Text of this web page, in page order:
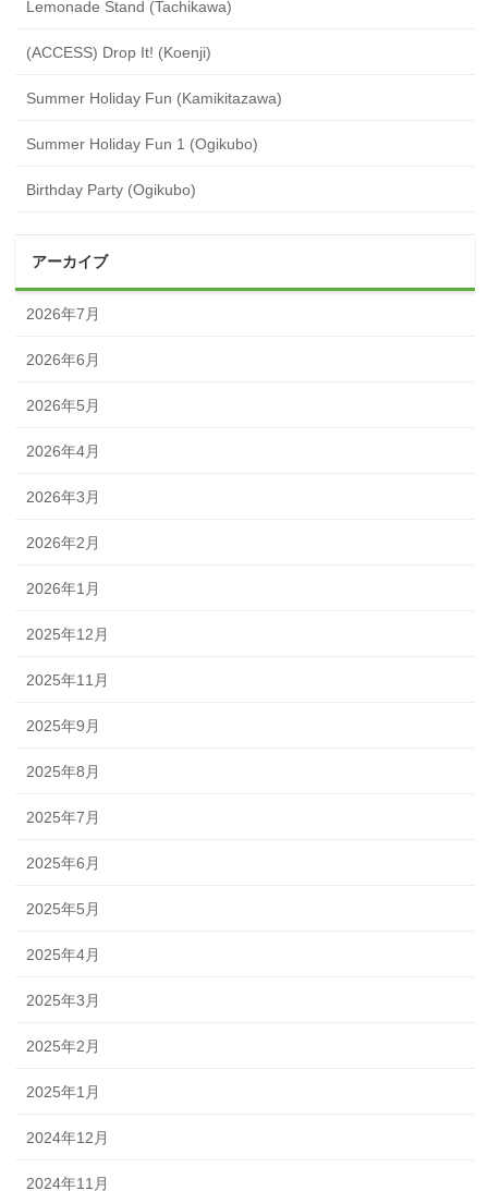
Lemonade Stand (Tachikawa)
(ACCESS) Drop It! (Koenji)
Summer Holiday Fun (Kamikitazawa)
Summer Holiday Fun 1 (Ogikubo)
Birthday Party (Ogikubo)
アーカイブ
2026年7月
2026年6月
2026年5月
2026年4月
2026年3月
2026年2月
2026年1月
2025年12月
2025年11月
2025年9月
2025年8月
2025年7月
2025年6月
2025年5月
2025年4月
2025年3月
2025年2月
2025年1月
2024年12月
2024年11月